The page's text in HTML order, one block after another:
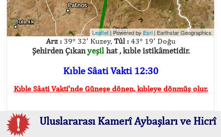
Leaflet | Powered by Esri | Earthstar Geographics
Arz :39° 32' Kuzey, Tûl :43° 19' Doğu
Şehirden Çıkanyeşilhat , kıble istikâmetidir.
Kıble Sâati Vakti 12:30
Kıble Sâati Vakti'nde Güneşe dönen, kıbleye dönmüş olur.
Uluslararası Kamerî Aybaşları ve Hicrî